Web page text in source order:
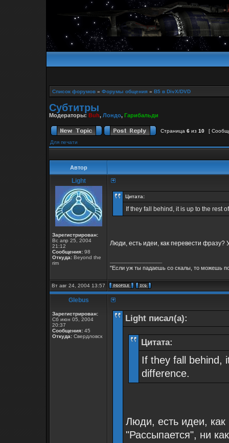
Список форумов » Форумы общения » B5 в DivX/DVD
Субтитры
Модераторы: Buh, Лондо, Гарибальди
Страница 6 из 10
[
Для печати
Автор
Light
Зарегистрирован:
Вс апр 25, 2004
21:12
Сообщения: 98
Откуда: Beyond the
rim
Цитата:
If they fall behind, it is up to the rest
Люди, есть идеи, как перевести фразу?
"Если уж ты падаешь со скалы, то можешь
Вт авг 24, 2004 13:57
Glebus
Зарегистрирован:
Сб июн 05, 2004
20:37
Сообщения: 45
Откуда: Свердловск
Light писал(а):
Цитата:
If they fall behind,
difference.
Люди, есть идеи,
"Рассыпается", ни